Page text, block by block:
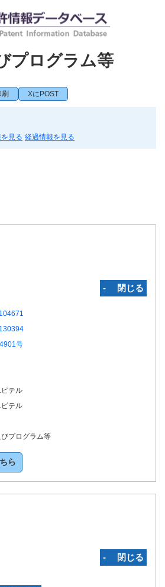
プログラム等
XにPOST
見る 経過情報を見る
‐ 閉じる
号
テル
テル
プログラム等
ら
‐ 閉じる